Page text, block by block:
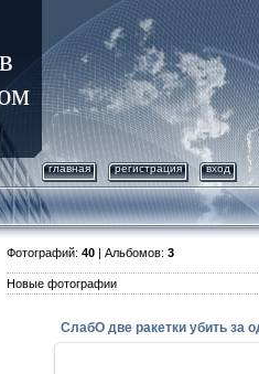
главная регистрация вход
Фотографий: 40 | Альбомов: 3
Новые фотографии